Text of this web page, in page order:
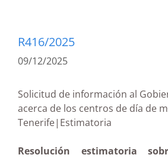
R416/2025
09/12/2025
Solicitud de información al
acerca de los centros de día de
Tenerife|Estimatoria
Resolución estimatoria